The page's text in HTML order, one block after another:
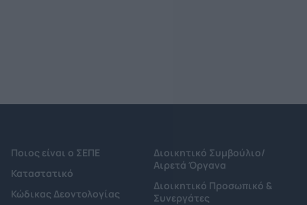
Ποιος είναι ο ΣΕΠΕ
Καταστατικό
Κώδικας Δεοντολογίας
Διοικητικό Συμβούλιο/
Αιρετά Όργανα
Διοικητικό Προσωπικό &
Συνεργάτες